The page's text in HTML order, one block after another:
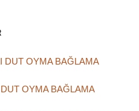
DUT OYMA BAĞLAMA
OYMA BAĞLAMA